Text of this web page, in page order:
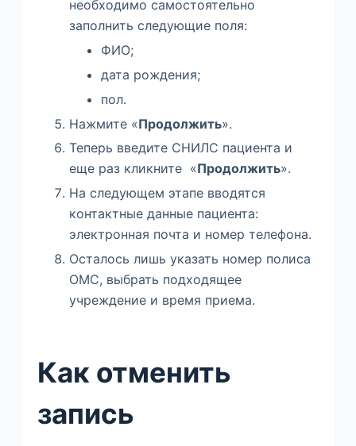
необходимо самостоятельно
заполнить следующие поля:
ФИО;
дата рождения;
пол.
Нажмите «Продолжить».
Теперь введите СНИЛС пациента и
еще раз кликните «Продолжить».
На следующем этапе вводятся
контактные данные пациента:
электронная почта и номер телефона.
Осталось лишь указать номер полиса
ОМС, выбрать подходящее
учреждение и время приема.
Как отменить
запись